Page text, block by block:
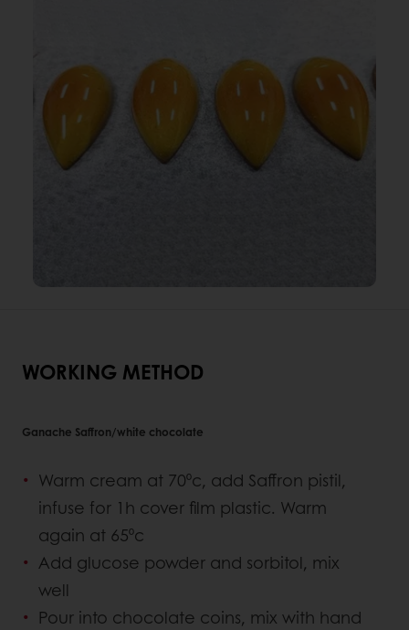
WORKING METHOD
Ganache Saffron/white chocolate
Warm cream at 70⁰c, add Saffron pistil,
infuse for 1h cover film plastic. Warm
again at 65⁰c
Add glucose powder and sorbitol, mix
well
Pour into chocolate coins, mix with hand